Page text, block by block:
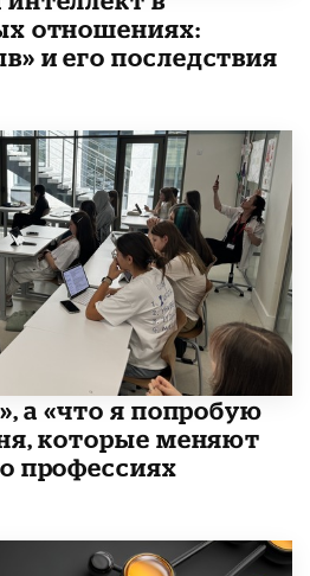
отношениях:
и его последствия
а «что я попробую
которые меняют
профессиях